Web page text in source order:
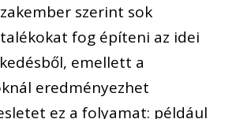
szerint sok
fog építeni az idei
emellett a
eredményezhet
ez a folyamat: például